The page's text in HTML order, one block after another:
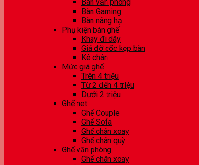
Bàn văn phòng
Bàn Gaming
Bàn nâng hạ
Phụ kiện bàn ghế
Khay đi dây
Giá đỡ cốc kẹp bàn
Kê chân
Mức giá ghế
Trên 4 triệu
Từ 2 đến 4 triệu
Dưới 2 triệu
Ghế net
Ghế Couple
Ghế Sofa
Ghế chân xoay
Ghế chân quỳ
Ghế văn phòng
Ghế chân xoay